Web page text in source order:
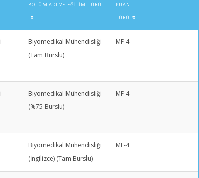
BÖLÜM ADI VE EĞITIM TÜRÜ
PUAN
TÜRÜ
Biyomedikal Mühendisliği
(Tam Burslu)
MF-4
Biyomedikal Mühendisliği
(%75 Burslu)
MF-4
Biyomedikal Mühendisliği
(İngilizce) (Tam Burslu)
MF-4